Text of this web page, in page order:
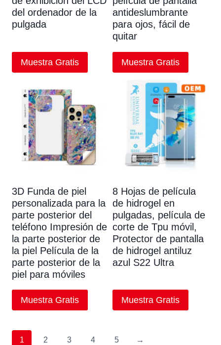
del ordenador de la
pulgada
Muestra Gratis
antideslumbrante
para ojos, fácil de
quitar
Muestra Gratis
3D Funda de piel
personalizada para la
parte posterior del
teléfono Impresión de
la parte posterior de
la piel Película de la
parte posterior de la
piel para móviles
Muestra Gratis
8 Hojas de película
de hidrogel en
pulgadas, película de
corte de Tpu móvil,
Protector de pantalla
de hidrogel antiluz
azul S22 Ultra
Muestra Gratis
1 2 3 4 5 →